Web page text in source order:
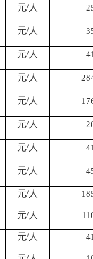
元/人
元/人
元/人
元/人
元/人
元/人
元/人
元/人
元/人
元/人
元/人